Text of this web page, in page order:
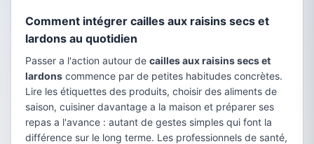
Comment intégrer cailles aux raisins secs et
lardons au quotidien
Passer a l'action autour de cailles aux raisins secs et
lardons commence par de petites habitudes concrètes.
Lire les étiquettes des produits, choisir des aliments de
saison, cuisiner davantage a la maison et préparer ses
repas a l'avance : autant de gestes simples qui font la
différence sur le long terme. Les professionnels de santé,